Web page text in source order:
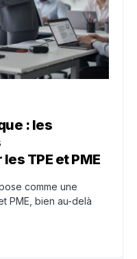
: les
TPE et PME
comme une
PME, bien au-delà